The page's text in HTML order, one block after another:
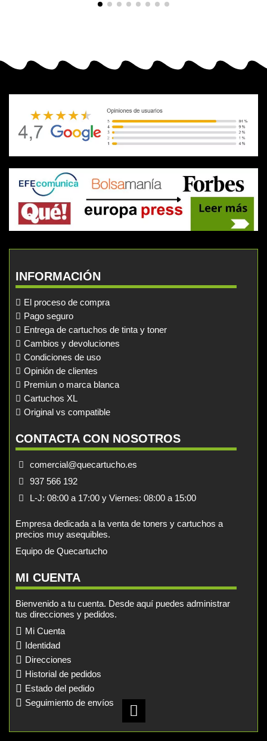
INFORMACIÓN
El proceso de compra
Pago seguro
Entrega de cartuchos de tinta y toner
Cambios y devoluciones
Condiciones de uso
Opinión de clientes
Premiun o marca blanca
Cartuchos XL
Original vs compatible
CONTACTA CON NOSOTROS
comercial@quecartucho.es
937 566 192
L-J: 08:00 a 17:00 y Viernes: 08:00 a 15:00
Empresa dedicada a la venta de toners y cartuchos a
precios muy asequibles.
Equipo de Quecartucho
MI CUENTA
Bienvenido a tu cuenta. Desde aquí puedes administrar
tus direcciones y pedidos.
Mi Cuenta
Identidad
Direcciones
Historial de pedidos
Estado del pedido
Seguimiento de envíos